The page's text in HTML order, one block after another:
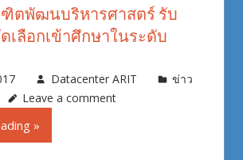
ตพัฒนบริหารศาสตร์ รับ
เลือกเข้าศึกษาในระดับ
Datacenter ARIT
ข่าว
Leave a comment